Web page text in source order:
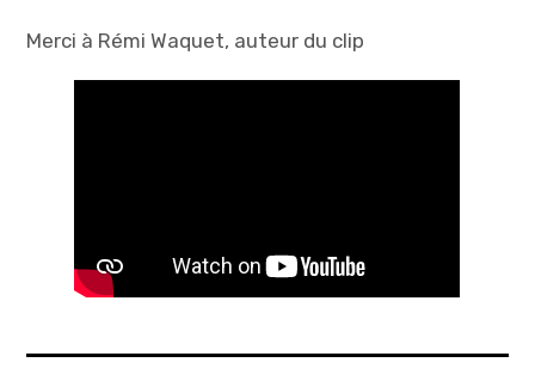
Merci à Rémi Waquet, auteur du clip